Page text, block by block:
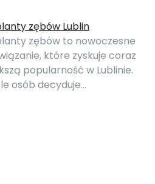
zębów Lublin
zębów to nowoczesne
które zyskuje coraz
popularność w Lublinie.
osób decyduje…